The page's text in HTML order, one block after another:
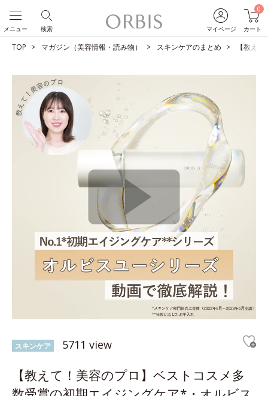
マイページ
0
カート
検索
メニュー
TOP マガジン（美容情報・読み物） スキンケアのまとめ 【教え
スキンケア 5711 view
【教えて！美容のプロ】ベストコスメ多